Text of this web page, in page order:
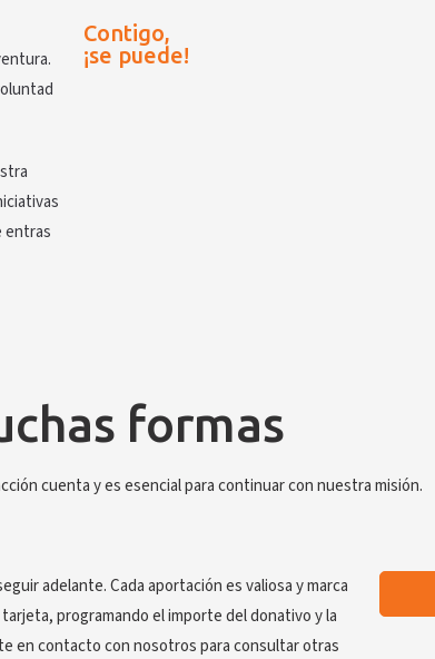
entras
Contigo,
¡se puede!
formas
cuenta y es esencial para continuar con nuestra misión.
adelante. Cada aportación es valiosa y marca
programando el importe del donativo y la
en contacto con nosotros para consultar otras